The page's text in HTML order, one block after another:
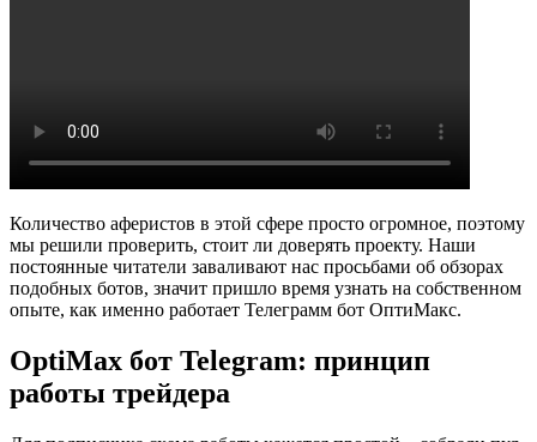
Количество аферистов в этой сфере просто огромное, поэтому
мы решили проверить, стоит ли доверять проекту. Наши
постоянные читатели заваливают нас просьбами об обзорах
подобных ботов, значит пришло время узнать на собственном
опыте, как именно работает Телеграмм бот ОптиМакс.
OptiMax бот Telegram: принцип
работы трейдера